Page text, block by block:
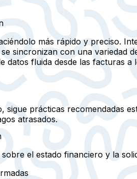
más rápido y preciso.
sincronizan con una variedad
datos fluida desde las facturas
prácticas recomendadas
atrasados.
el estado financiero y la